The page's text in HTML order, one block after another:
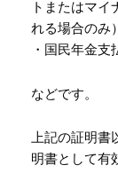
トまたはマイ
れる場合のみ）
・国民年金支
などです。
上記の証明
明書として有